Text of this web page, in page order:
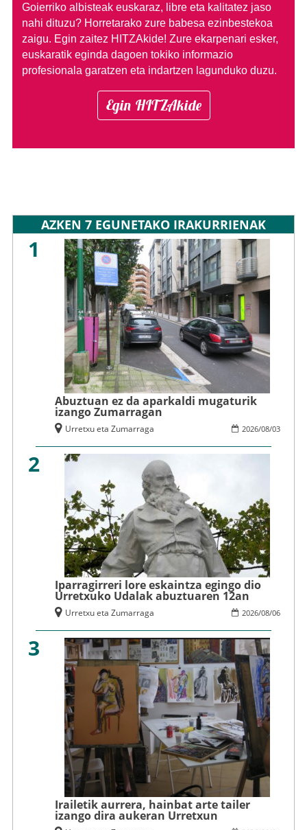
Goierriko albisteak euskaraz, libre eta kalitatez jaso
nahi dituzu? Horretarako zure babesa ezinbestekoa
zaigu. Egin zaitez HITZAkide! Zure ekarpenari esker,
euskaratik eginda dagoen tokiko informazio
profesionala garatzen eta indartzen lagunduko duzu.
Egin HITZAkide
AZKEN 7 EGUNETAKO IRAKURRIENAK
1
Abuztuan ez da aparkaldi mugaturik
izango Zumarragan
2026/08/03
Urretxu eta Zumarraga
2
Iparragirreri lore eskaintza egingo dio
Urretxuko Udalak abuztuaren 12an
2026/08/06
Urretxu eta Zumarraga
3
Irailetik aurrera, hainbat arte tailer
izango dira aukeran Urretxun